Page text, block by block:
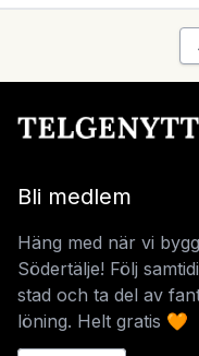
Bli medlem
Häng med när vi
Södertälje! Följ
stad och ta del av
löning. Helt gratis 🧡